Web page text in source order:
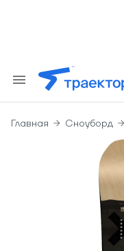
Главная Сноуборд